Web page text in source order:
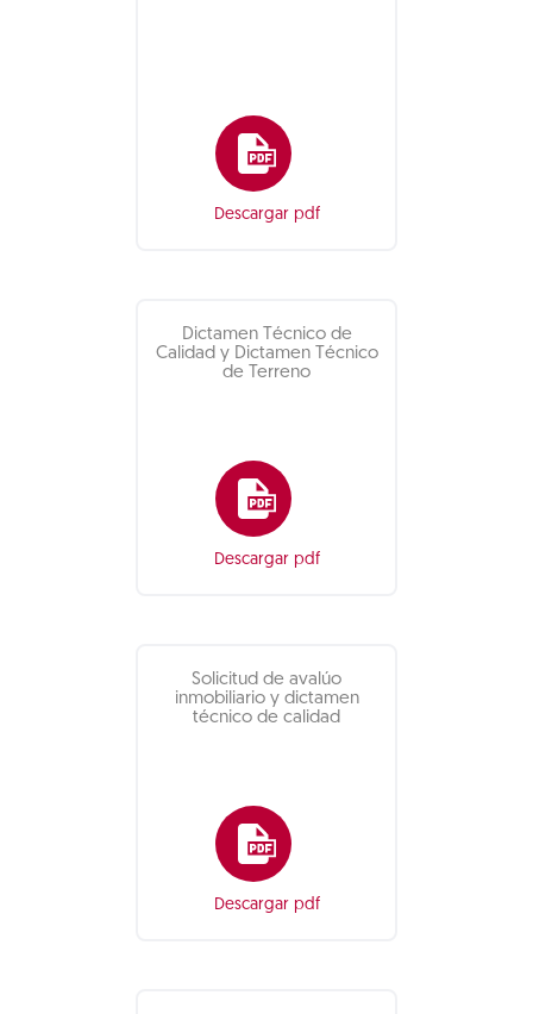
Descargar pdf
Dictamen Técnico de
Calidad y Dictamen Técnico
de Terreno
Descargar pdf
Solicitud de avalúo
inmobiliario y dictamen
técnico de calidad
Descargar pdf